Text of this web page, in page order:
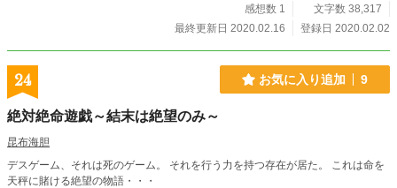
感想数 1
文字数 38,317
最終更新日 2020.02.16
登録日 2020.02.02
24 お気に入り追加 9
絶対絶命遊戯～結末は絶望のみ～
昆布海胆
デスゲーム、それは死のゲーム。 それを行う力を持つ存在が居た。 これは命を
天秤に賭ける絶望の物語・・・